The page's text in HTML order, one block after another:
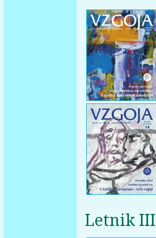
Letnik III